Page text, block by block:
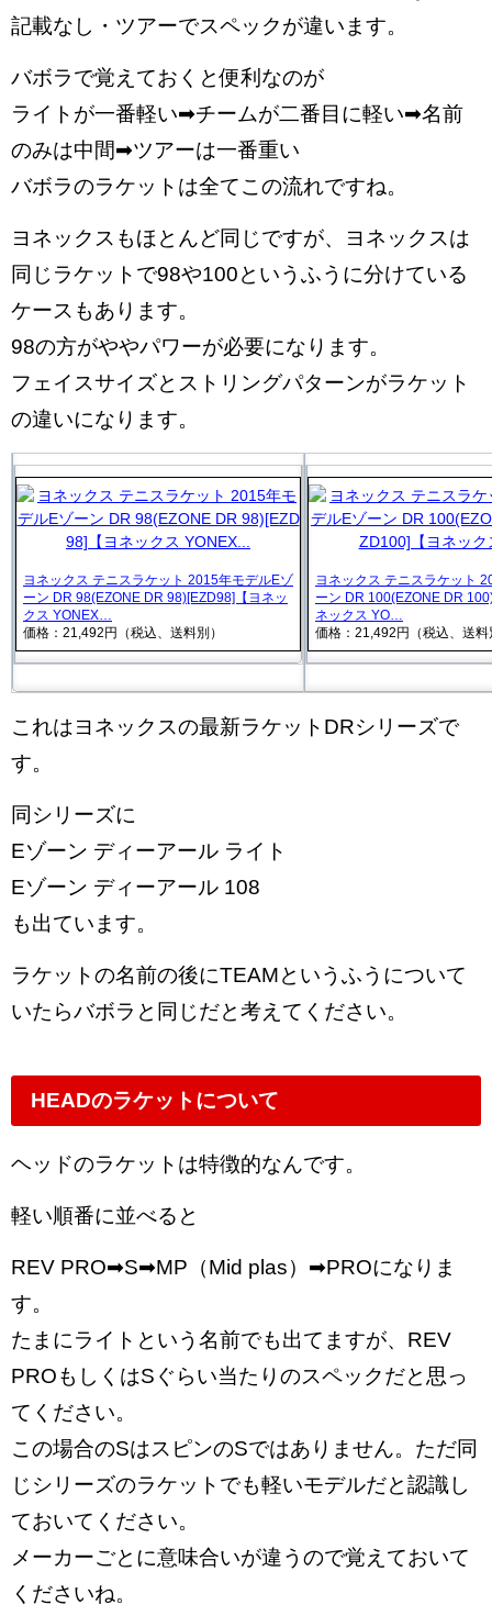
記載なし・ツアーでスペックが違います。
バボラで覚えておくと便利なのが
ライトが一番軽い➡チームが二番目に軽い➡名前
のみは中間➡ツアーは一番重い
バボラのラケットは全てこの流れですね。
ヨネックスもほとんど同じですが、ヨネックスは
同じラケットで98や100というふうに分けている
ケースもあります。
98の方がややパワーが必要になります。
フェイスサイズとストリングパターンがラケット
の違いになります。
ヨネックス テニスラケット 2015年モデルEゾ
ーン DR 98(EZONE DR 98)[EZD98]【ヨネッ
クス YONEX…
価格：21,492円（税込、送料別）
ヨネックス テニスラケット
ーン DR 100(EZONE DR
ネックス YO…
価格：21,492円（税込、送料
これはヨネックスの最新ラケットDRシリーズで
す。
同シリーズに
Eゾーン ディーアール ライト
Eゾーン ディーアール 108
も出ています。
ラケットの名前の後にTEAMというふうについて
いたらバボラと同じだと考えてください。
HEADのラケットについて
ヘッドのラケットは特徴的なんです。
軽い順番に並べると
REV PRO➡S➡MP（Mid plas）➡PROになりま
す。
たまにライトという名前でも出てますが、REV
PROもしくはSぐらい当たりのスペックだと思っ
てください。
この場合のSはスピンのSではありません。ただ同
じシリーズのラケットでも軽いモデルだと認識し
ておいてください。
メーカーごとに意味合いが違うので覚えておいて
くださいね。